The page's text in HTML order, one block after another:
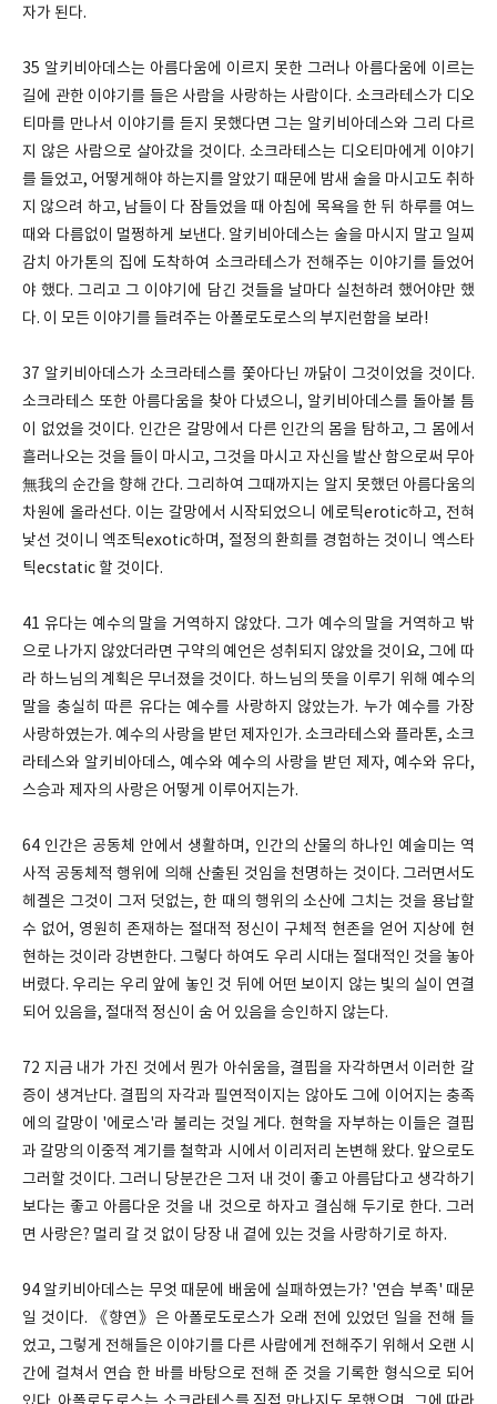
자가 된다.
35 알키비아데스는 아름다움에 이르지 못한 그러나 아름다움에 이르는
길에 관한 이야기를 들은 사람을 사랑하는 사람이다. 소크라테스가 디오
티마를 만나서 이야기를 듣지 못했다면 그는 알키비아데스와 그리 다르
지 않은 사람으로 살아갔을 것이다. 소크라테스는 디오티마에게 이야기
를 들었고, 어떻게해야 하는지를 알았기 때문에 밤새 술을 마시고도 취하
지 않으려 하고, 남들이 다 잠들었을 때 아침에 목욕을 한 뒤 하루를 여느
때와 다름없이 멀쩡하게 보낸다. 알키비아데스는 술을 마시지 말고 일찌
감치 아가톤의 집에 도착하여 소크라테스가 전해주는 이야기를 들었어
야 했다. 그리고 그 이야기에 담긴 것들을 날마다 실천하려 했어야만 했
다. 이 모든 이야기를 들려주는 아폴로도로스의 부지런함을 보라!
37 알키비아데스가 소크라테스를 쫓아다닌 까닭이 그것이었을 것이다.
소크라테스 또한 아름다움을 찾아 다녔으니, 알키비아데스를 돌아볼 틈
이 없었을 것이다. 인간은 갈망에서 다른 인간의 몸을 탐하고, 그 몸에서
흘러나오는 것을 들이 마시고, 그것을 마시고 자신을 발산 함으로써 무아
無我의 순간을 향해 간다. 그리하여 그때까지는 알지 못했던 아름다움의
차원에 올라선다. 이는 갈망에서 시작되었으니 에로틱erotic하고, 전혀
낯선 것이니 엑조틱exotic하며, 절정의 환희를 경험하는 것이니 엑스타
틱ecstatic 할 것이다.
41 유다는 예수의 말을 거역하지 않았다. 그가 예수의 말을 거역하고 밖
으로 나가지 않았더라면 구약의 예언은 성취되지 않았을 것이요, 그에 따
라 하느님의 계획은 무너졌을 것이다. 하느님의 뜻을 이루기 위해 예수의
말을 충실히 따른 유다는 예수를 사랑하지 않았는가. 누가 예수를 가장
사랑하였는가. 예수의 사랑을 받던 제자인가. 소크라테스와 플라톤, 소크
라테스와 알키비아데스, 예수와 예수의 사랑을 받던 제자, 예수와 유다,
스승과 제자의 사랑은 어떻게 이루어지는가.
64 인간은 공동체 안에서 생활하며, 인간의 산물의 하나인 예술미는 역
사적 공동체적 행위에 의해 산출된 것임을 천명하는 것이다. 그러면서도
헤겔은 그것이 그저 덧없는, 한 때의 행위의 소산에 그치는 것을 용납할
수 없어, 영원히 존재하는 절대적 정신이 구체적 현존을 얻어 지상에 현
현하는 것이라 강변한다. 그렇다 하여도 우리 시대는 절대적인 것을 놓아
버렸다. 우리는 우리 앞에 놓인 것 뒤에 어떤 보이지 않는 빛의 실이 연결
되어 있음을, 절대적 정신이 숨 어 있음을 승인하지 않는다.
72 지금 내가 가진 것에서 뭔가 아쉬움을, 결핍을 자각하면서 이러한 갈
증이 생겨난다. 결핍의 자각과 필연적이지는 않아도 그에 이어지는 충족
에의 갈망이 '에로스'라 불리는 것일 게다. 현학을 자부하는 이들은 결핍
과 갈망의 이중적 계기를 철학과 시에서 이리저리 논변해 왔다. 앞으로도
그러할 것이다. 그러니 당분간은 그저 내 것이 좋고 아름답다고 생각하기
보다는 좋고 아름다운 것을 내 것으로 하자고 결심해 두기로 한다. 그러
면 사랑은? 멀리 갈 것 없이 당장 내 곁에 있는 것을 사랑하기로 하자.
94 알키비아데스는 무엇 때문에 배움에 실패하였는가? '연습 부족' 때문
일 것이다. 《향연》은 아폴로도로스가 오래 전에 있었던 일을 전해 들
었고, 그렇게 전해들은 이야기를 다른 사람에게 전해주기 위해서 오랜 시
간에 걸쳐서 연습 한 바를 바탕으로 전해 준 것을 기록한 형식으로 되어